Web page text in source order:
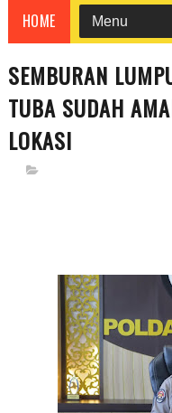
HOME
SEMBURAN
TUBA SUDAH
LOKASI